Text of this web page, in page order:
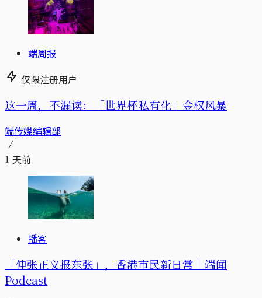
端周报
仅限注册用户
这一周，不漏读：「世界杯私有化」金权风暴
端传媒编辑部
1 天前
播客
「伸张正义报东张」，香港市民新日常｜端闻
Podcast